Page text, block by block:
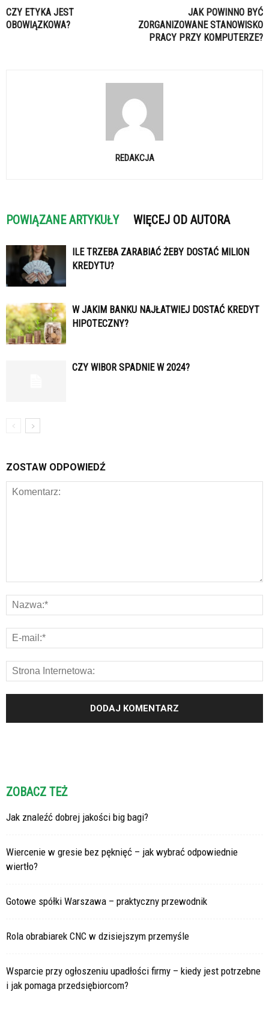
CZY ETYKA JEST
OBOWIĄZKOWA?
JAK POWINNO BYĆ
ZORGANIZOWANE STANOWISKO
PRACY PRZY KOMPUTERZE?
REDAKCJA
POWIĄZANE ARTYKUŁY WIĘCEJ OD AUTORA
ILE TRZEBA ZARABIAĆ ŻEBY DOSTAĆ MILION
KREDYTU?
W JAKIM BANKU NAJŁATWIEJ DOSTAĆ KREDYT
HIPOTECZNY?
CZY WIBOR SPADNIE W 2024?
ZOSTAW ODPOWIEDŹ
ZOBACZ TEŻ
Jak znaleźć dobrej jakości big bagi?
Wiercenie w gresie bez pęknięć – jak wybrać odpowiednie
wiertło?
Gotowe spółki Warszawa – praktyczny przewodnik
Rola obrabiarek CNC w dzisiejszym przemyśle
Wsparcie przy ogłoszeniu upadłości firmy – kiedy jest potrzebne
i jak pomaga przedsiębiorcom?